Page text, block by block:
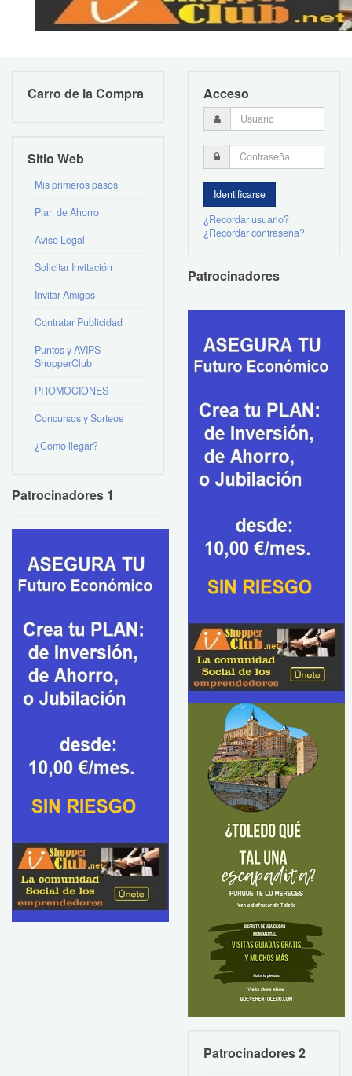
Carro de la Compra
Sitio Web
Mis primeros pasos
Plan de Ahorro
Aviso Legal
Solicitar Invitación
Invitar Amigos
Contratar Publicidad
Puntos y AVIPS
ShopperClub
PROMOCIONES
Concursos y Sorteos
¿Como llegar?
Patrocinadores 1
Acceso
¿Recordar usuario?
¿Recordar contraseña?
Patrocinadores
Patrocinadores 2